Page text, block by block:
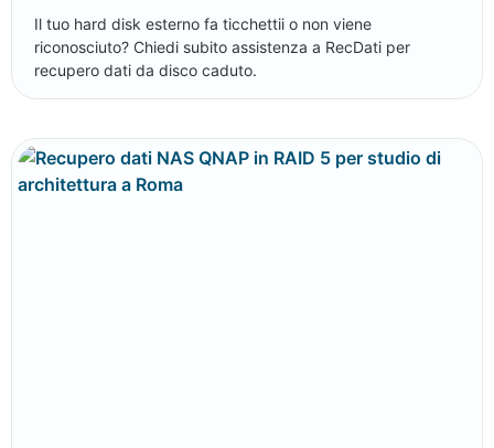
Il tuo hard disk esterno fa ticchettii o non viene
riconosciuto? Chiedi subito assistenza a RecDati per
recupero dati da disco caduto.